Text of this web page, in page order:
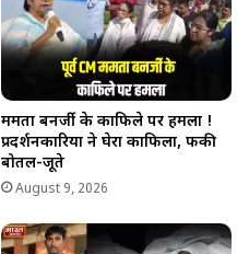
ममता बनर्जी के काफिले पर हमला !
प्रदर्शनकारियों ने घेरा काफिला, फेंकी
बोतलें-जूते
August 9, 2026